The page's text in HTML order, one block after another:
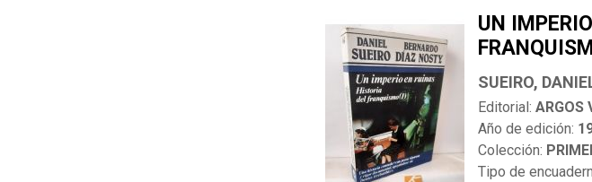
UN
SUEIRO,
Editorial: ARGOS
Año de edición:
Colección:
Tipo de